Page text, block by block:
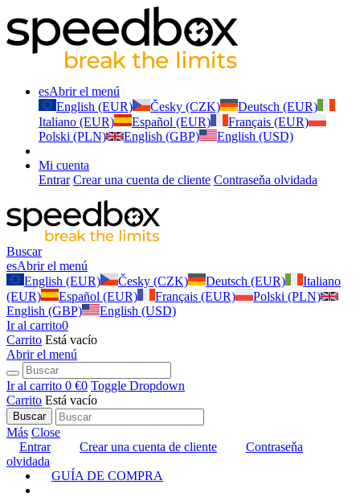
esAbrir el menú
English (EUR)
Česky (CZK)
Deutsch (EUR)
Italiano (EUR)
Español (EUR)
Français (EUR)
Polski (PLN)
English (GBP) English (USD)
Mi cuenta
Entrar Crear una cuenta de cliente Contraseňa olvidada
Buscar
esAbrir el menú
English (EUR)
Česky (CZK) Deutsch (EUR)
Italiano
(EUR)
Español (EUR) Français (EUR)
Polski (PLN)
English (GBP)
English (USD)
Ir al carrito0
Carrito Está vacío
Abrir el menú
Ir al carrito 0 €0 Toggle Dropdown
Carrito Está vacío
Buscar
Más Close
Entrar
Crear una cuenta de cliente
Contraseňa
olvidada
GUÍA DE COMPRA